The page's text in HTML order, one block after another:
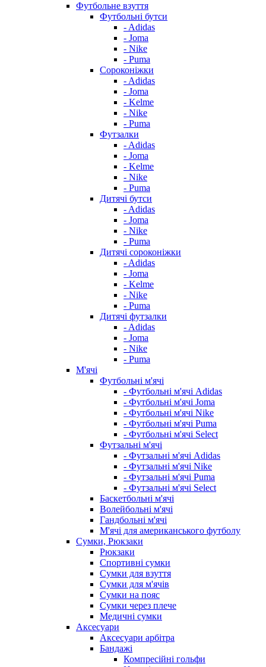
Футбольне взуття
Футбольні бутси
- Adidas
- Joma
- Nike
- Puma
Сороконіжки
- Adidas
- Joma
- Kelme
- Nike
- Puma
Футзалки
- Adidas
- Joma
- Kelme
- Nike
- Puma
Дитячі бутси
- Adidas
- Joma
- Nike
- Puma
Дитячі сороконіжки
- Adidas
- Joma
- Kelme
- Nike
- Puma
Дитячі футзалки
- Adidas
- Joma
- Nike
- Puma
М'ячі
Футбольні м'ячі
- Футбольні м'ячі Adidas
- Футбольні м'ячі Joma
- Футбольні м'ячі Nike
- Футбольні м'ячі Puma
- Футбольні м'ячі Select
Футзальні м'ячі
- Футзальні м'ячі Adidas
- Футзальні м'ячі Nike
- Футзальні м'ячі Puma
- Футзальні м'ячі Select
Баскетбольні м'ячі
Волейбольні м'ячі
Гандбольні м'ячі
М'ячі для американського футболу
Сумки, Рюкзаки
Рюкзаки
Спортивні сумки
Сумки для взуття
Сумки для м'ячів
Сумки на пояс
Сумки через плече
Медичні сумки
Аксесуари
Аксесуари арбітра
Бандажі
Компресійні гольфи